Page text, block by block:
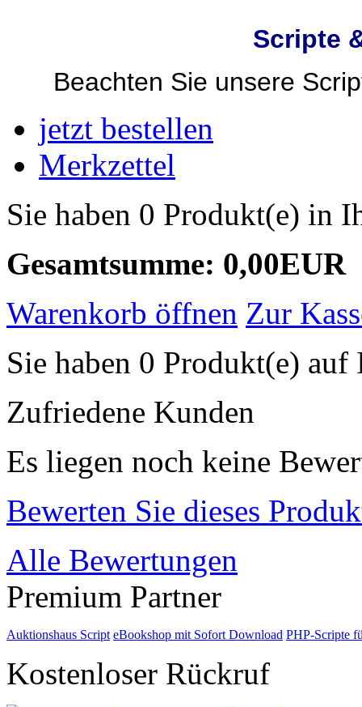
Scripte
Beachten Sie unsere
jetzt bestellen
Merkzettel
Sie haben 0 Produkt(e) in
Gesamtsumme: 0,00EUR
Warenkorb öffnen Zur
Sie haben 0 Produkt(e)
Zufriedene Kunden
Es liegen noch keine
Bewerten Sie dieses
Alle Bewertungen
Premium Partner
Auktionshaus Script eBookshop mit Sofort Download PHP-Scripte
Kostenloser Rückruf